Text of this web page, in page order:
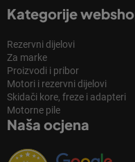
Kategorije
Rezervni dijelovi
Za marke
Proizvodi i pribor
Motori i rezervni dijelovi
Skidači kore, freze i adapteri
Motorne pile
Naša ocjena